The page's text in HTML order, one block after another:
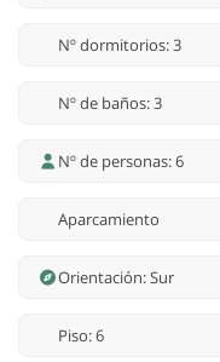
Nº dormitorios: 3
Nº de baños: 3
Nº de personas: 6
Aparcamiento
Orientación: Sur
Piso: 6